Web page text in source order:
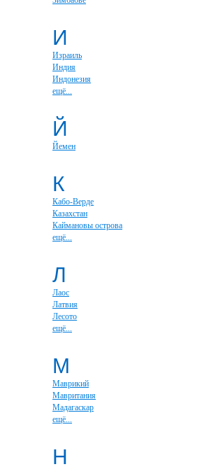
И
Израиль
Индия
Индонезия
ещё...
Й
Йемен
К
Кабо-Верде
Казахстан
Каймановы острова
ещё...
Л
Лаос
Латвия
Лесото
ещё...
М
Маврикий
Мавритания
Мадагаскар
ещё...
Н